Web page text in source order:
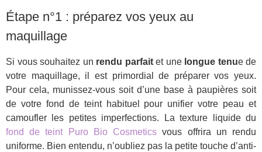
Étape n°1 : préparez vos yeux au
maquillage
Si vous souhaitez un rendu parfaitet une longue tenue de
votre maquillage, il est primordial de préparer vos yeux.
Pour cela, munissez-vous soit d’une base à paupières soit
de votre fond de teint habituel pour unifier votre peau et
camoufler les petites imperfections. La texture liquide du
fond de teint Puro Bio Cosmetics vous offrira un rendu
uniforme. Bien entendu, n’oubliez pas la petite touche d’anti-